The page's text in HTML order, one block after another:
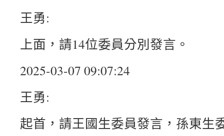
王勇:
上面，請14位委員分別發言。
2025-03-07 09:07:24
王勇:
起首，請王國生委員發言，孫東生